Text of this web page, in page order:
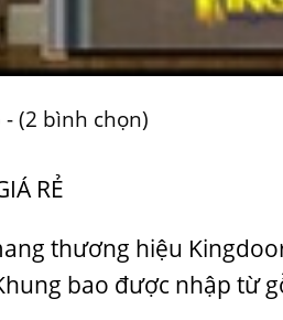
- (2 bình chọn)
RẺ
thương hiệu
bao được nhập từ